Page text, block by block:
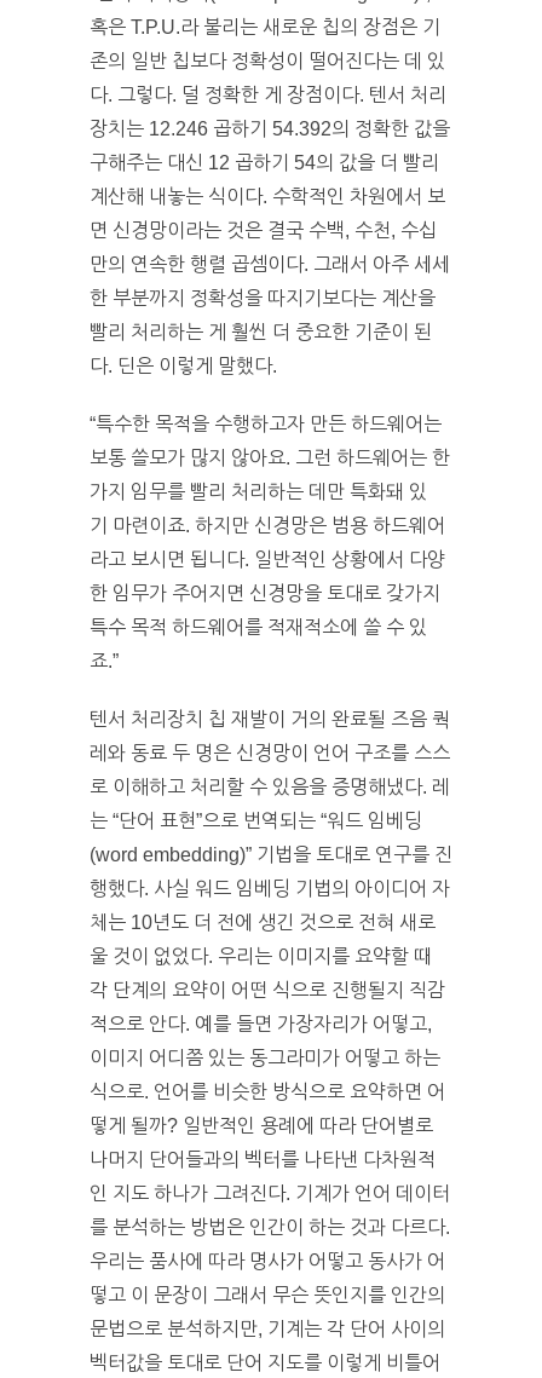
혹은 T.P.U.라 불리는 새로운 칩의 장점은 기
존의 일반 칩보다 정확성이 떨어진다는 데 있
다. 그렇다. 덜 정확한 게 장점이다. 텐서 처리
장치는 12.246 곱하기 54.392의 정확한 값을
구해주는 대신 12 곱하기 54의 값을 더 빨리
계산해 내놓는 식이다. 수학적인 차원에서 보
면 신경망이라는 것은 결국 수백, 수천, 수십
만의 연속한 행렬 곱셈이다. 그래서 아주 세세
한 부분까지 정확성을 따지기보다는 계산을
빨리 처리하는 게 훨씬 더 중요한 기준이 된
다. 딘은 이렇게 말했다.
“특수한 목적을 수행하고자 만든 하드웨어는
보통 쓸모가 많지 않아요. 그런 하드웨어는 한
가지 임무를 빨리 처리하는 데만 특화돼 있
기 마련이죠. 하지만 신경망은 범용 하드웨어
라고 보시면 됩니다. 일반적인 상황에서 다양
한 임무가 주어지면 신경망을 토대로 갖가지
특수 목적 하드웨어를 적재적소에 쓸 수 있
죠.”
텐서 처리장치 칩 재발이 거의 완료될 즈음 쿽
레와 동료 두 명은 신경망이 언어 구조를 스스
로 이해하고 처리할 수 있음을 증명해냈다. 레
는 “단어 표현”으로 번역되는 “워드 임베딩
(word embedding)” 기법을 토대로 연구를 진
행했다. 사실 워드 임베딩 기법의 아이디어 자
체는 10년도 더 전에 생긴 것으로 전혀 새로
울 것이 없었다. 우리는 이미지를 요약할 때
각 단계의 요약이 어떤 식으로 진행될지 직감
적으로 안다. 예를 들면 가장자리가 어떻고,
이미지 어디쯤 있는 동그라미가 어떻고 하는
식으로. 언어를 비슷한 방식으로 요약하면 어
떻게 될까? 일반적인 용례에 따라 단어별로
나머지 단어들과의 벡터를 나타낸 다차원적
인 지도 하나가 그려진다. 기계가 언어 데이터
를 분석하는 방법은 인간이 하는 것과 다르다.
우리는 품사에 따라 명사가 어떻고 동사가 어
떻고 이 문장이 그래서 무슨 뜻인지를 인간의
문법으로 분석하지만, 기계는 각 단어 사이의
벡터값을 토대로 단어 지도를 이렇게 비틀어